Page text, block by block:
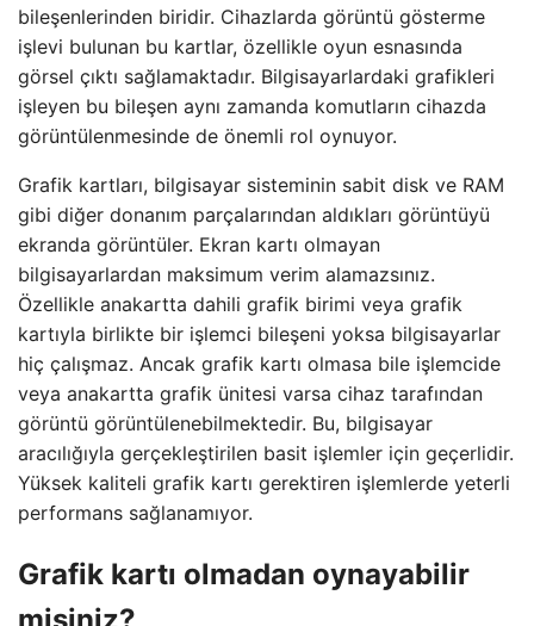
bileşenlerinden biridir. Cihazlarda görüntü gösterme
işlevi bulunan bu kartlar, özellikle oyun esnasında
görsel çıktı sağlamaktadır. Bilgisayarlardaki grafikleri
işleyen bu bileşen aynı zamanda komutların cihazda
görüntülenmesinde de önemli rol oynuyor.
Grafik kartları, bilgisayar sisteminin sabit disk ve RAM
gibi diğer donanım parçalarından aldıkları görüntüyü
ekranda görüntüler. Ekran kartı olmayan
bilgisayarlardan maksimum verim alamazsınız.
Özellikle anakartta dahili grafik birimi veya grafik
kartıyla birlikte bir işlemci bileşeni yoksa bilgisayarlar
hiç çalışmaz. Ancak grafik kartı olmasa bile işlemcide
veya anakartta grafik ünitesi varsa cihaz tarafından
görüntü görüntülenebilmektedir. Bu, bilgisayar
aracılığıyla gerçekleştirilen basit işlemler için geçerlidir.
Yüksek kaliteli grafik kartı gerektiren işlemlerde yeterli
performans sağlanamıyor.
Grafik kartı olmadan oynayabilir